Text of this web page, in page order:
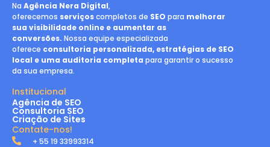
Na Agência Nera Digital,
oferecemos serviçoscompletos de SEO para melhorar
sua visibilidade online e aumentar as
conversões. Nossa equipe especializada
oferece consultoria personalizada, estratégias de SEO
local e uma auditoria completa para garantir o sucesso
da sua empresa.
Institucional
Agência de SEO
Consultoria SEO
Criação de Sites
Contate-nos!
+ 55 19 33993314